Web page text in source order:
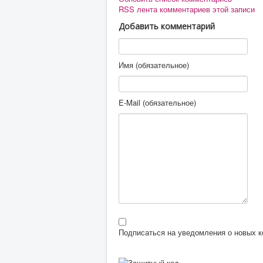
RSS лента комментариев этой записи
Добавить комментарий
Имя (обязательное)
E-Mail (обязательное)
Подписаться на уведомления о новых